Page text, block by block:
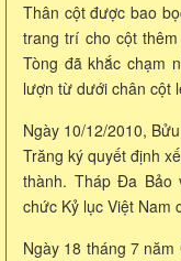
Thân cột được bao
trang trí cho cột
Tòng đã khắc chạm
lượn từ dưới chân cột
Ngày 10/12/2010,
Trăng ký quyết định
thành. Tháp Đa Bảo
chức Kỷ lục Việt Nam
Ngày 18 tháng 7